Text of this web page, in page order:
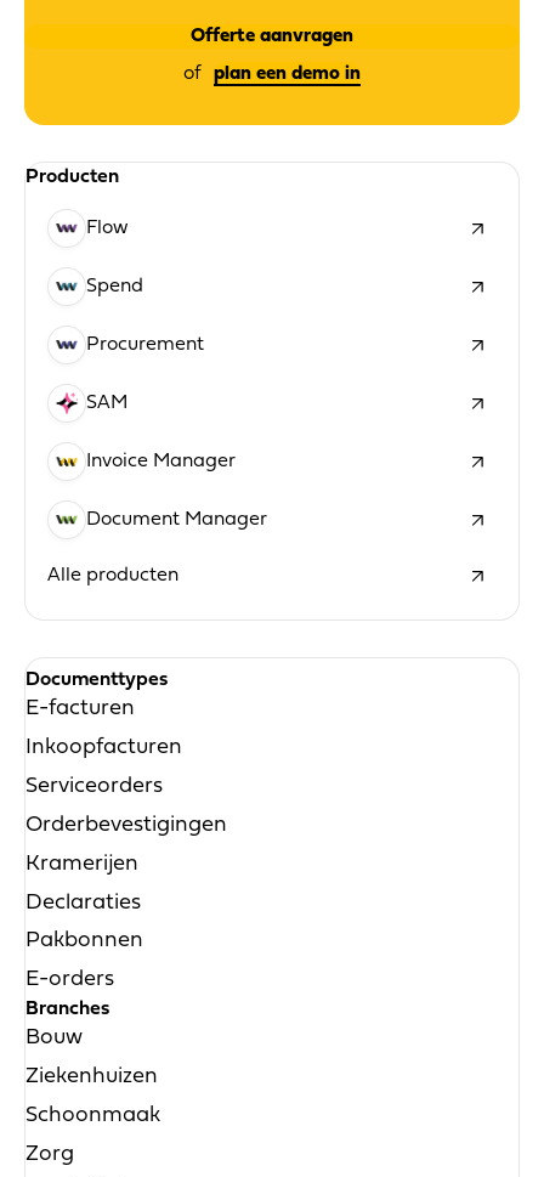
Offerte aanvragen
plan een demo in
Producten
Flow
Spend
Procurement
SAM
Invoice Manager
Document Manager
Alle producten
Documenttypes
E-facturen
Inkoopfacturen
Serviceorders
Orderbevestigingen
Kramerijen
Declaraties
Pakbonnen
E-orders
Branches
Bouw
Ziekenhuizen
Schoonmaak
Zorg